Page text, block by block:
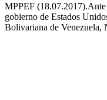
MPPEF (18.07.2017).Ante
gobierno de Estados
Bolivariana de Venezuela,